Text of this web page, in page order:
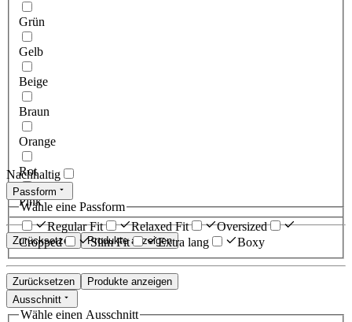
Grün
Gelb
Beige
Braun
Orange
Rot
Pink
Zurücksetzen Produkte anzeigen
Nachhaltig
Passform
Wähle eine Passform
Regular Fit
Relaxed Fit
Oversized
Cropped
Slim Fit Extra lang Boxy
Zurücksetzen
Produkte anzeigen
Ausschnitt
Wähle einen Ausschnitt